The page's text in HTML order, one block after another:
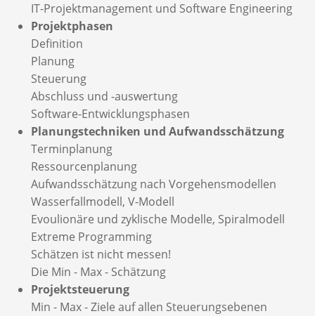
IT-Projektmanagement und Software Engineering
Projektphasen
Definition
Planung
Steuerung
Abschluss und -auswertung
Software-Entwicklungsphasen
Planungstechniken und Aufwandsschätzung
Terminplanung
Ressourcenplanung
Aufwandsschätzung nach Vorgehensmodellen
Wasserfallmodell, V-Modell
Evoulionäre und zyklische Modelle, Spiralmodell
Extreme Programming
Schätzen ist nicht messen!
Die Min - Max - Schätzung
Projektsteuerung
Min - Max - Ziele auf allen Steuerungsebenen